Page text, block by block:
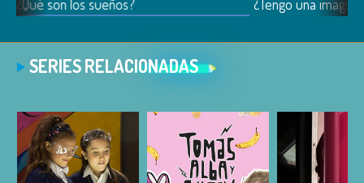
¿Qué son los sueños? ¿Tengo una
SERIES RELACIONADAS